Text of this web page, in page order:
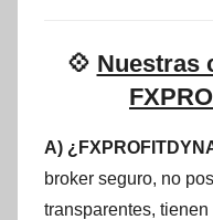
💠 Nuestras
A)
broker seguro, no
transparentes,